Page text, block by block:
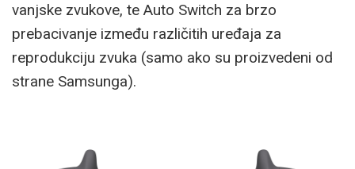
vanjske zvukove, te Auto Switch za brzo
prebacivanje između različitih uređaja za
reprodukciju zvuka (samo ako su proizvedeni od
strane Samsunga).